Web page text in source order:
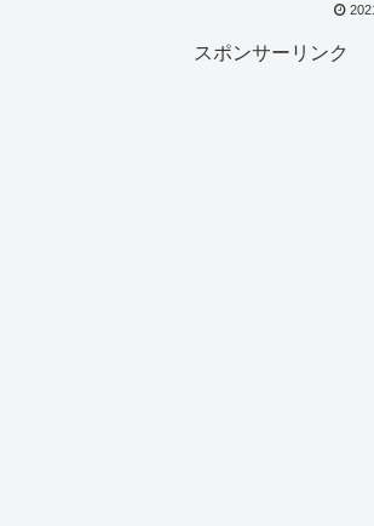
スポンサーリンク